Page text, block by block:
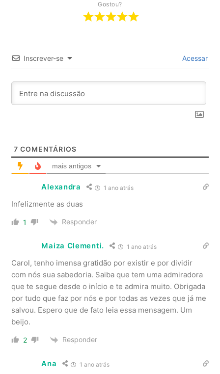
Gostou?
Inscrever-se Acessar
7 COMENTÁRIOS
mais antigos
Alexandra 1 ano atrás
Infelizmente as duas
1 Responder
Maiza Clementi. 1 ano atrás
Carol, tenho imensa gratidão por existir e por dividir
com nós sua sabedoria. Saiba que tem uma admiradora
que te segue desde o início e te admira muito. Obrigada
por tudo que faz por nós e por todas as vezes que já me
salvou. Espero que de fato leia essa mensagem. Um
beijo.
2 Responder
Ana 1 ano atrás